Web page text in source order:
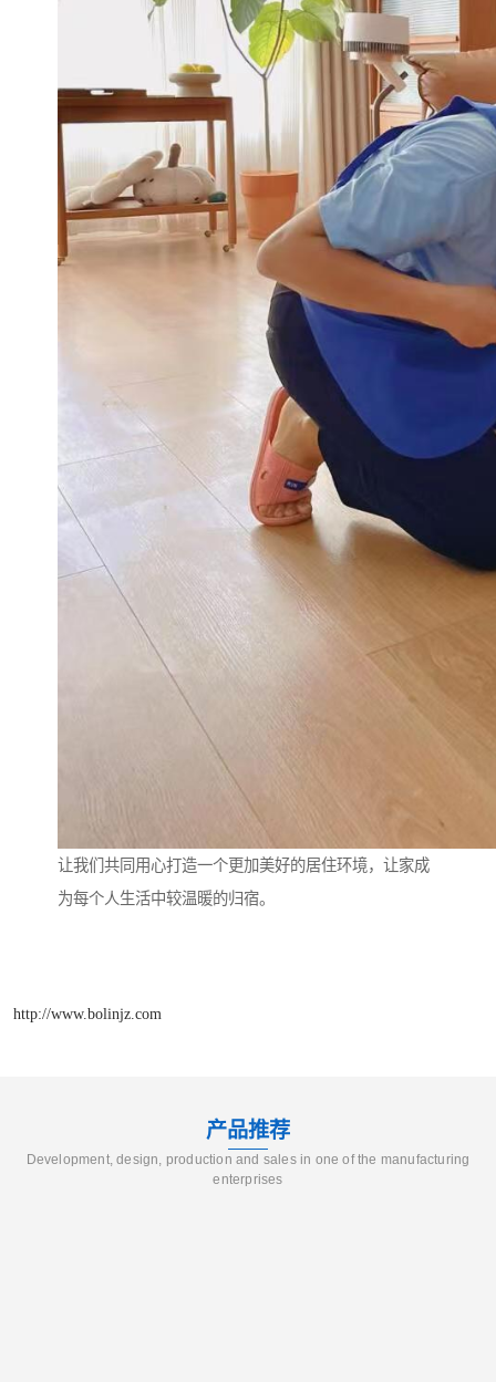
让我们共同用心打造一个更加美好的居住环境，让家成
为每个人生活中较温暖的归宿。
http://www.bolinjz.com
产品推荐
Development, design, production and sales in one of the manufacturing
enterprises